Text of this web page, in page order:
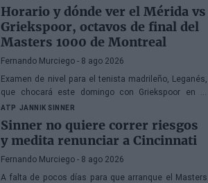
Horario y dónde ver el Mérida vs
Griekspoor, octavos de final del
Masters 1000 de Montreal
Fernando Murciego - 8 ago 2026
Examen de nivel para el tenista madrileño, Leganés,
que chocará este domingo con Griekspoor en el
duelo que te empuja directamnte a los cuartos de
final en Canadá. A continuación, toda la información.
ATP JANNIK SINNER
Sinner no quiere correr riesgos
y medita renunciar a Cincinnati
Fernando Murciego - 8 ago 2026
A falta de pocos días para que arranque el Masters